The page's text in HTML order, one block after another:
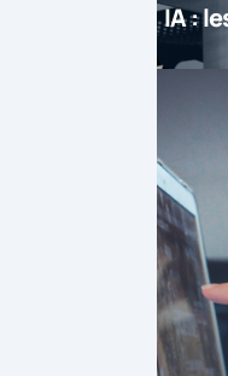
IA :